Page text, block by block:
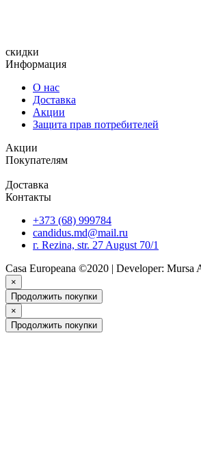
скидки
Информация
О нас
Доставка
Акции
Защита прав потребителей
Акции
Покупателям
Доставка
Контакты
+373 (68) 999784
candidus.md@mail.ru
г. Rezina, str. 27 August 70/1
Casa Europeana ©2020 | Developer: Mursa
×
Продолжить покупки
×
Продолжить покупки